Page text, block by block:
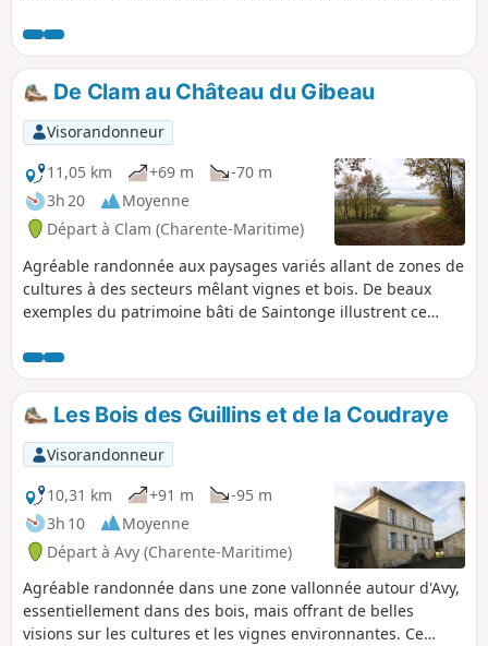
sortant du bois est un réel ravissement et une belle
surprise compte-tenu de l'état du bâtiment.
De Clam au Château du Gibeau
Visorandonneur
11,05 km
+69 m
-70 m
3h 20
Moyenne
Départ à Clam (Charente-Maritime)
Agréable randonnée aux paysages variés allant de zones de
cultures à des secteurs mêlant vignes et bois. De beaux
exemples du patrimoine bâti de Saintonge illustrent ce
Gibeau et des églises. La moitié du parcours permet de
découvrir une portion du GR®360 ou GRP® de Saintonge.
Les Bois des Guillins et de la Coudraye
Visorandonneur
10,31 km
+91 m
-95 m
3h 10
Moyenne
Départ à Avy (Charente-Maritime)
Agréable randonnée dans une zone vallonnée autour d'Avy,
essentiellement dans des bois, mais offrant de belles
visions sur les cultures et les vignes environnantes. Ce